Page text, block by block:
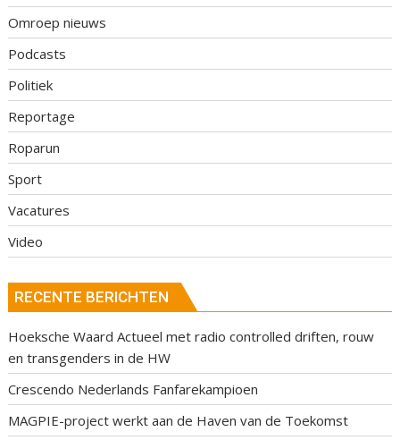
Omroep nieuws
Podcasts
Politiek
Reportage
Roparun
Sport
Vacatures
Video
RECENTE BERICHTEN
Hoeksche Waard Actueel met radio controlled driften, rouw
en transgenders in de HW
Crescendo Nederlands Fanfarekampioen
MAGPIE-project werkt aan de Haven van de Toekomst